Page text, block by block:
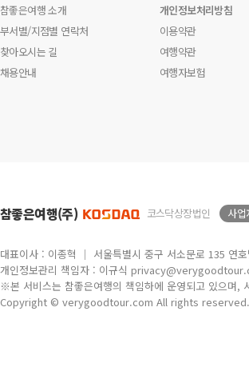
참좋은여행 소개
부서별/지점별 연락처
찾아오시는 길
채용안내
개인정보처리방침
이용약관
여행약관
여행자보험
참좋은여행(주) 코스닥상장법인 사업
대표이사 : 이종혁 │ 서울특별시 중구 서소문로 135
개인정보관리 책임자 : 이규식
※본 서비스는 참좋은여행의 책임하에 운영되고 있으며,
Copyright © verygoodtour.com All rights reserved.